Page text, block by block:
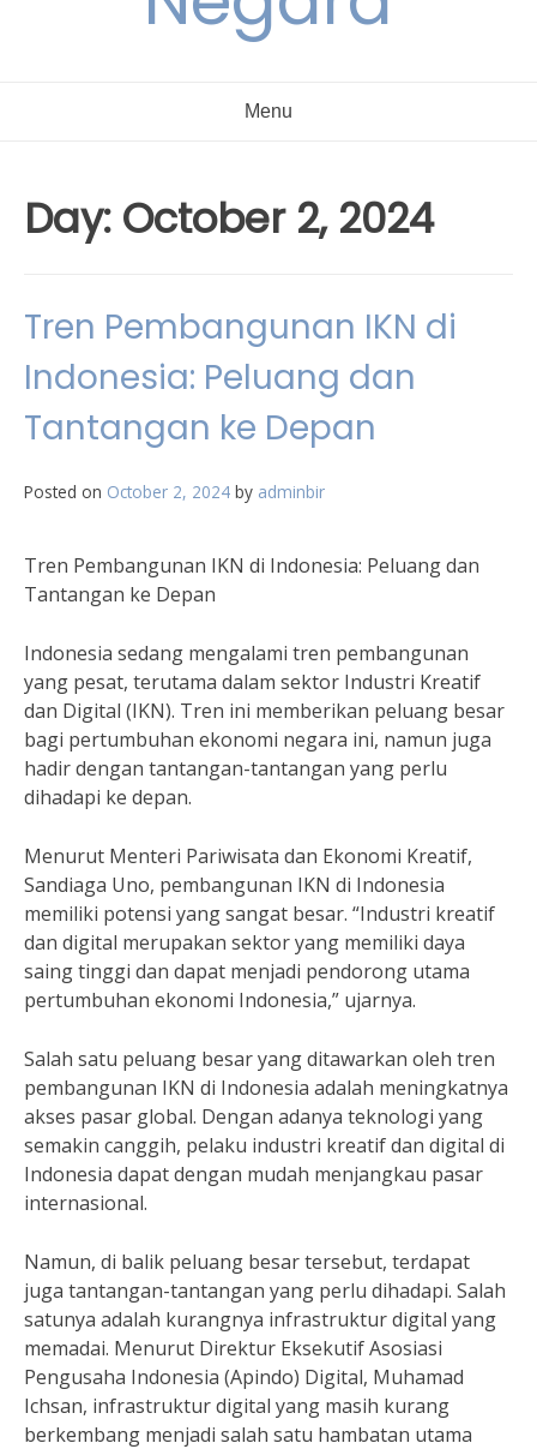
Menu
Day: October 2, 2024
Tren Pembangunan IKN di
Indonesia: Peluang dan
Tantangan ke Depan
Posted on October 2, 2024 by adminbir
Tren Pembangunan IKN di Indonesia: Peluang dan
Tantangan ke Depan
Indonesia sedang mengalami tren pembangunan
yang pesat, terutama dalam sektor Industri Kreatif
dan Digital (IKN). Tren ini memberikan peluang besar
bagi pertumbuhan ekonomi negara ini, namun juga
hadir dengan tantangan-tantangan yang perlu
dihadapi ke depan.
Menurut Menteri Pariwisata dan Ekonomi Kreatif,
Sandiaga Uno, pembangunan IKN di Indonesia
memiliki potensi yang sangat besar. “Industri kreatif
dan digital merupakan sektor yang memiliki daya
saing tinggi dan dapat menjadi pendorong utama
pertumbuhan ekonomi Indonesia,” ujarnya.
Salah satu peluang besar yang ditawarkan oleh tren
pembangunan IKN di Indonesia adalah meningkatnya
akses pasar global. Dengan adanya teknologi yang
semakin canggih, pelaku industri kreatif dan digital di
Indonesia dapat dengan mudah menjangkau pasar
internasional.
Namun, di balik peluang besar tersebut, terdapat
juga tantangan-tantangan yang perlu dihadapi. Salah
satunya adalah kurangnya infrastruktur digital yang
memadai. Menurut Direktur Eksekutif Asosiasi
Pengusaha Indonesia (Apindo) Digital, Muhamad
Ichsan, infrastruktur digital yang masih kurang
berkembang menjadi salah satu hambatan utama